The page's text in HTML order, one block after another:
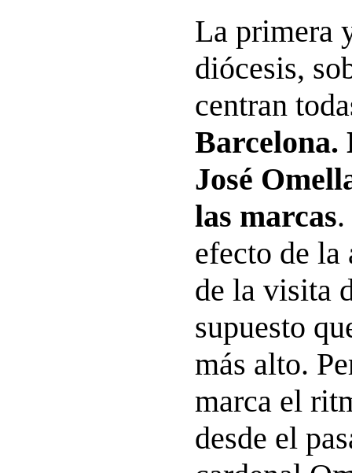
La primera
diócesis,
centran
Barcelona.
José
las marcas
efecto de la
de la visita
supuesto
más alto.
marca el
desde el